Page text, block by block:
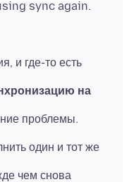
и где-то есть
на
проблемы.
один и тот же
чем снова